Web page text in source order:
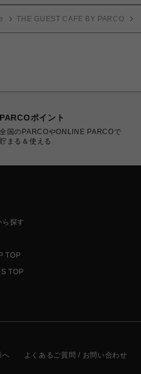
THE GUEST CAFE BY PARCO
PARCOポイント
全国のPARCOやONLINE PARCOで
貯まる＆使える
探す
TOP
TOP
へ よくあるご質問 / お問い合わせ